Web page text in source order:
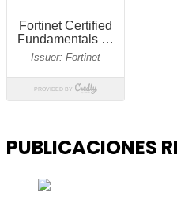
PUBLICACIONES